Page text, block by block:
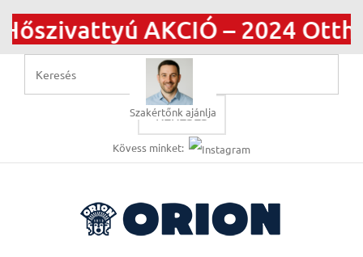
AKCIÓ – 2024
KERESÉS
Szakértőnk ajánlja
Kövess minket: